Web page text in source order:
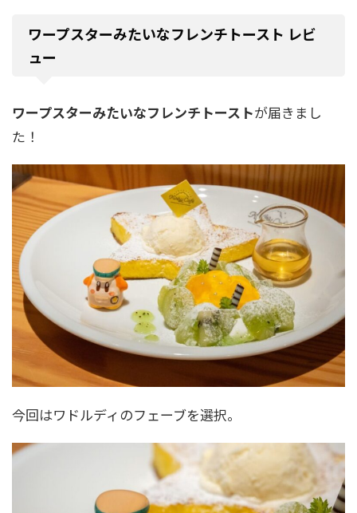
ワープスターみたいなフレンチトースト レビ
ュー
ワープスターみたいなフレンチトーストが届きまし
た！
今回はワドルディのフェーブを選択。